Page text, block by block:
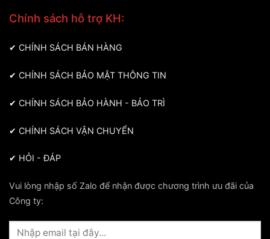
Chính sách hỗ trợ KH:
✔ CHÍNH SÁCH BÁN HÀNG
✔ CHÍNH SÁCH BẢO MẬT THÔNG TIN
✔ CHÍNH SÁCH BẢO HÀNH - BẢO TRÌ
✔ CHÍNH SÁCH VẬN CHUYỂN
✔ HỎI - ĐÁP
Vui lòng nhập số Zalo để nhận được chương trình ưu đãi của
Công ty: